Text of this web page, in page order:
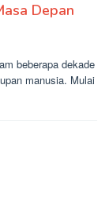
Depan
beberapa dekade
manusia. Mulai